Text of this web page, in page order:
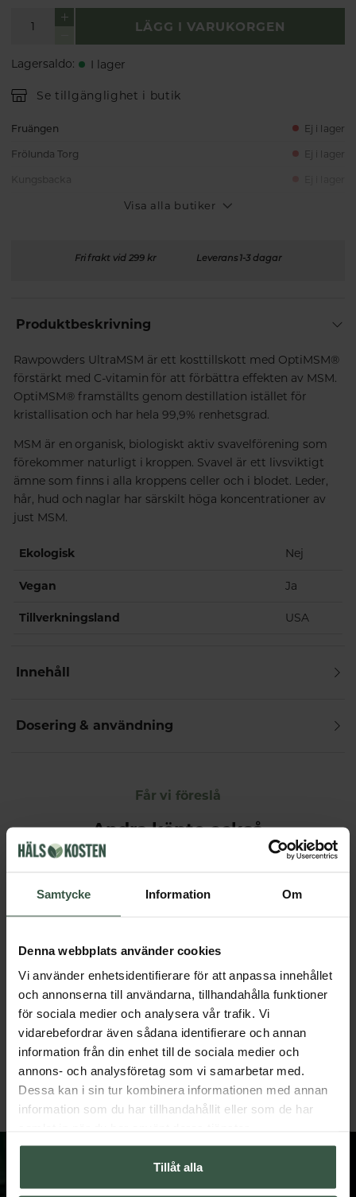
Samtycke Information Om
Denna webbplats använder cookies
Vi använder enhetsidentifierare för att anpassa innehållet
och annonserna till användarna, tillhandahålla funktioner
för sociala medier och analysera vår trafik. Vi
vidarebefordrar även sådana identifierare och annan
information från din enhet till de sociala medier och
annons- och analysföretag som vi samarbetar med.
Dessa kan i sin tur kombinera informationen med annan
information som du har tillhandahållit eller som de har
Tillåt alla
LÄGG I VARUKORGEN
Lagersaldo: I lager
Se tillgänglighet i butik
Fruängen Ej i lager
Frölunda Torg Ej i lager
Visa alla butiker
Fri frakt vid 299 kr Leverans 1-3 dagar
Produktbeskrivning
Rawpowders UltraMSM är ett kosttillskott med OptiMSM®
förstärkt med C-vitamin för att förbättra effekten av MSM.
OptiMSM® framställts genom destillation istället för
kristallisation och har hela 99,9% renhetsgrad.
MSM är en organisk, biologiskt aktiv svavelförening som
förekommer naturligt i kroppen. Svavel är ett livsviktigt
ämne som finns i alla kroppens celler och i blodet. Leder,
hår, hud och naglar har särskilt höga koncentrationer av
just MSM.
Ekologisk Nej
Vegan Ja
Tillverkningsland USA
Innehåll
Dosering & användning
Får vi föreslå
Andra köpte också
Marint Kollagen + Hyaluronsyra Ekonomipack 2x120k
Great Essentials
398 kr 498 kr
LÄGG I VARUKORGEN
Testobalans Ekonomipack
Great Essentials
498 kr
LÄGG I VARUKORGEN